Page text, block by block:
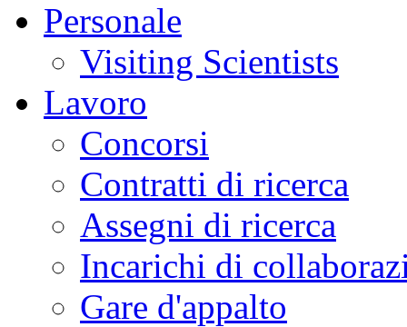
Personale
Visiting Scientists
Lavoro
Concorsi
Contratti di ricerca
Assegni di ricerca
Incarichi di
Gare d'appalto